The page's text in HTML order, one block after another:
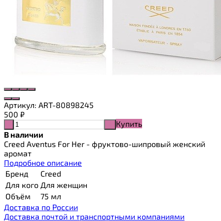
Артикул: ART-80898245
500 ₽
Купить
В наличии
Creed Aventus For Her - фруктово-шипровый женский
аромат
Подробное описание
Бренд
Creed
Для кого Для женщин
Объём
75 мл
Доставка по России
Доставка почтой и транспортными компаниями